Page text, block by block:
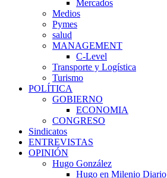
Mercados
Medios
Pymes
salud
MANAGEMENT
C-Level
Transporte y Logística
Turismo
POLÍTICA
GOBIERNO
ECONOMIA
CONGRESO
Sindicatos
ENTREVISTAS
OPINIÓN
Hugo González
Hugo en Milenio Diario